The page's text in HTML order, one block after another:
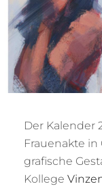
Der Kalender
Frauenakte in
grafische
Kollege